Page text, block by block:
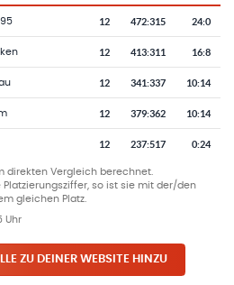
Spielen, Toren und Punkten
12 472:315 24:0
12 413:311 16:8
12 341:337 10:14
12 379:362 10:14
12 237:517 0:24
direkten Vergleich berechnet.
so ist sie mit der/den
gleichen Platz.
Uhr
ZU DEINER WEBSITE HINZU